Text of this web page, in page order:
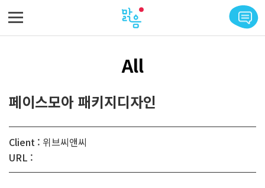
All
페이스모아 패키지디자인
Client : 위브씨앤씨
URL :